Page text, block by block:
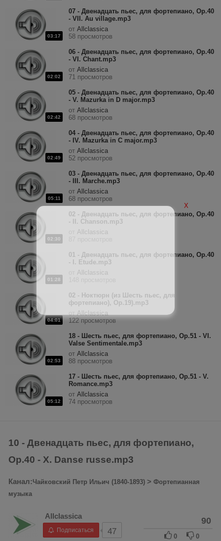
03:17
07 - Двенадцать пьес, для фортепиано, Op.40
- VII. Au village.mp3
от Allclassica
58 просмотров
02:02
06 - Двенадцать пьес, для фортепиано, Op.40
- VI. Chant.mp3
от Allclassica
71 просмотров
02:42
05 - Двенадцать пьес, для фортепиано, Op.40
- V. Mazurka in D major.mp3
от Allclassica
68 просмотров
02:49
04 - Двенадцать пьес, для фортепиано, Op.40
- IV. Mazurka in C major.mp3
от Allclassica
52 просмотров
05:11
03 - Двенадцать пьес, для фортепиано, Op.40
- III. Marche.mp3
от Allclassica
68 просмотров
02:30
02 - Двенадцать пьес, для фортепиано, Op.40
- II. Chanson.mp3
Allclassica
01:28
01 - Двенадцать пьес, для фортепиано, Op.40
- I. Etude.mp3
Allclassica
04:01
02 - Ноктюрн (из Шесть пьес, для
фортепиано), Op.19).mp3
отAllclassica
122 просмотров
02:53
18 - Шесть пьес, для фортепиано, Op.51 - VI.
Valse Sentimentale.mp3
от Allclassica
88 просмотров
05:12
17 - Шесть пьес, для фортепиано, Op.51 - V.
Romance.mp3
от Allclassica
74 просмотров
10 - Двенадцать пьес, для фортепиано,
Op.40 - X. Danse russe.mp3
Канал:Чайковский Петр Ильич (1840-1893) > Фортепианная
музыка
Allclassica
Подписаться 47
90
0 0
X